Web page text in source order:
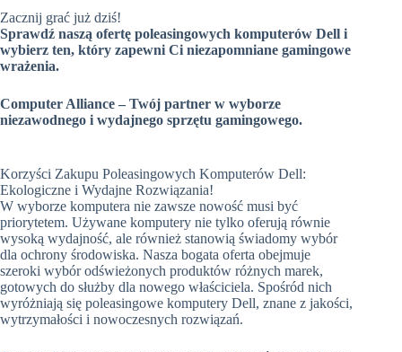
Zacznij grać już dziś!
Sprawdź naszą ofertę poleasingowych komputerów Dell i
wybierz ten, który zapewni Ci niezapomniane gamingowe
wrażenia.
Computer Alliance – Twój partner w wyborze
niezawodnego i wydajnego sprzętu gamingowego.
Korzyści Zakupu Poleasingowych Komputerów Dell:
Ekologiczne i Wydajne Rozwiązania!
W wyborze komputera nie zawsze nowość musi być
priorytetem. Używane komputery nie tylko oferują równie
wysoką wydajność, ale również stanowią świadomy wybór
dla ochrony środowiska. Nasza bogata oferta obejmuje
szeroki wybór odświeżonych produktów różnych marek,
gotowych do służby dla nowego właściciela. Spośród nich
wyróżniają się poleasingowe komputery Dell, znane z jakości,
wytrzymałości i nowoczesnych rozwiązań.